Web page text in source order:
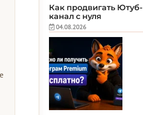
Как продвигать Ютуб-
канал с нуля
04.08.2026